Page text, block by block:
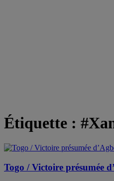
Étiquette :
Togo / Victoire présumée